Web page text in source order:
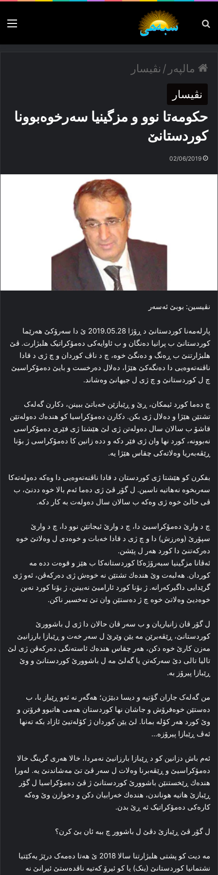
پەیدا بکە
مالپەر / نڤیسار
نڤیسار
حكومەتا نوو و مزگینیا سەرخوەبوونا
كوردستانێ
02/06/2019
نڤیسین: بوبێ ئه‌سه‌ر
پارله‌مه‌نا کوردستانێ د ڕۆژا 2019.05.28 ێ دا سه‌رۆکێ هه‌رێما
کوردستانێ ب پرانیا ده‌نگان و ب ئاوایه‌کی ده‌مۆکراتیک هلبژارت. ڤێ
هلبژارتنێ ب ڕه‌نگ و ده‌نگێ خوه‌، چ د ناڤ کوردان و چ ژی د قادا
ناڤنه‌ته‌وه‌یی دا ده‌نگه‌کێ هێژا، ده‌لال ده‌رخست و بایێ ده‌مۆکراسیێ
چ ل کوردستانێ و چ ژی ل جیهانێ وه‌شاند.
چ ده‌ما کورد ئیمکان، ڕێ و ڕێبازێن خه‌باتێ ببینن، دکارن گه‌له‌ک
تشتێن هێژا و ده‌لال ژی بکن. دکارن ده‌مۆکراسیا کو هندەك ده‌وله‌تێن
قاشۆ ب سالان سال ده‌وله‌تن ژی لێ ھێشتا ژی فێری ده‌مۆکراسی
نه‌بوونه‌، کورد نها وان ژی فێر دکه‌ و دده‌ زانین كا ده‌مۆکراسی ژ بۆنا
ڕێڤه‌به‌ریا وه‌لاته‌کی چقاس هێژا یه‌.
بفکرن کو هێشتا ژی کوردستان د قادا ناڤنه‌ته‌وه‌یی دا وه‌که‌ ده‌وله‌ته‌کا
سه‌ربخوه‌ نه‌هاتیه‌ ناسین. ل گۆر ڤێ ژی ده‌ما ئه‌م بالا خوه‌ ددنێ، ب
ڤی حالێ خوه‌ ژی وه‌که‌ ب سالان سال ده‌وله‌ت به‌ کار دکه‌.
چ د وارێ ده‌مۆکراسیێ دا، چ د وارێ ئیجاتێن نوو دا، چ د وارێ
سپۆرێ (وه‌رزش) دا و چ ژی د قادا خه‌بات و خوه‌دی ل وه‌لاتێ خوه‌
ده‌رکه‌تنێ دا کورد هه‌ر ل پێشن.
ئه‌ڤانا مزگینیا سبه‌رۆژه‌کا کوردستانه‌کا ب هێز و قوه‌ت دده‌ مه‌
کوردان. هه‌لبه‌ت وێ هندەك تشتێن نه‌ خوه‌ش ژی ده‌رکه‌ڤن، ئه‌و ژی
گرێدایی داگیرکه‌رانه‌. ژ بۆنا کورد ئارامیێ نه‌بینن، ژ بۆنا کورد نه‌بن
خوه‌دیێ وه‌لاتێ خوه‌ چ ژ ده‌ستێن وان تێ ته‌خسیر ناکن.
ل گۆر ڤان زانیاریان و ب سه‌ر ڤان حالان دا ژی ل باشوورێ
کوردستانێ، ڕێڤه‌برێن مه‌ یێن وێرێ ل سه‌ر خه‌ت و ڕێبازا بارزانیێ
مه‌زن کارێ خوه‌ دکن، هه‌ر چقاس هندەك ئاسته‌نگی ده‌رکه‌ڤن ژی لێ
تالیا تالی دێ سه‌رکه‌تن یا گه‌لێ مه‌ ل باشوورێ کوردستانێ و وێ
ڕێبازا پیرۆز به‌.
من گه‌له‌ک جاران گۆتیە و دیسا دبێژن؛ هه‌گه‌ر نه‌ ئه‌و ڕێباز با، ب
ده‌ستێن خوه‌فرۆش و جاشان نها کوردستان هه‌می هاتبوو فرۆتن و
وێ کورد هه‌ر کۆله‌ بمانا. لێ یێن کوردان ژ کۆله‌تیێ ئازاد بکه‌ ته‌نها
ئه‌ڤ ڕێبازا پیرۆزه‌…
ئه‌م باش دزانین کو د ڕێبازا بارزانیێ نه‌مردا، خالا هه‌ری گرینگ خالا
ده‌مۆکراسیێ و ڕێڤه‌برنا وه‌لات ل سه‌ر ڤێ تێ مه‌شاندنێ یه‌. له‌ورا
هندەك ڕێخستنێن باشوورێ کوردستانێ ژ ڤێ ده‌مۆکراسیا ل گۆر
ڕێبازێ هاتیه‌ هوناندن، هندەك خه‌رابیان دکن و دخوازن وێ وه‌که‌
کاره‌کی ده‌مۆکراتیک ئه‌ ڕێ بدن.
ل گۆر ڤێ ڕێبازێ دڤێ ل باشوور چ ببه‌ ئان بێ کرن؟
مه‌ دیت کو پشتی هلبژارتنا سالا 2018 ێ هه‌تا ده‌مه‌ک درێژ یەكێتیا
نشتمانیا كوردستانێ (ینک) یا کو ئیرۆ که‌تیه‌ ناڤده‌ستێ ئیرانێ نه‌